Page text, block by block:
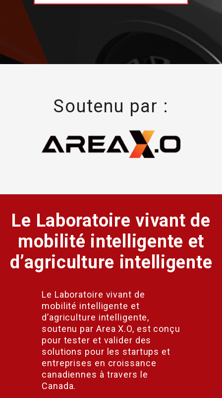
Soutenu par :
Le Laboratoire vivant de
mobilité intelligente et
d’agriculture intelligente
Le Laboratoire vivant de
mobilité intelligente et
d’agriculture intelligente,
soutenu par Area X.O, est conçu
pour tester et valider des
solutions pour les startups et
entreprises en croissance
canadiennes à travers le
Canada.